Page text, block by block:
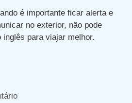
é importante ficar alerta e
no exterior, não pode
inglês para viajar melhor.